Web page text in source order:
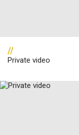
//
Private video